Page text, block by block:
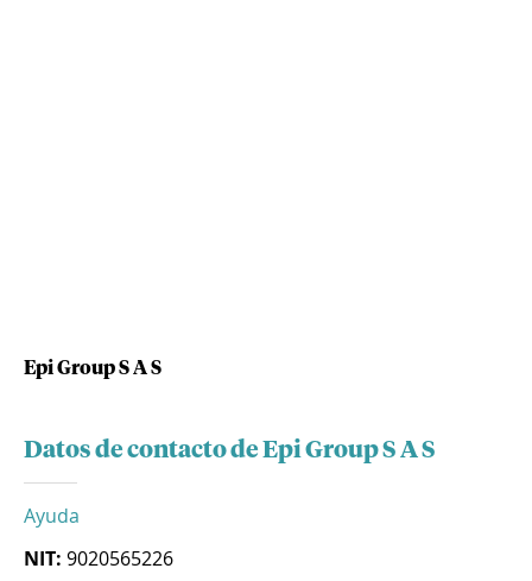
Epi Group S A S
Datos de contacto de Epi Group S A S
Ayuda
NIT: 9020565226